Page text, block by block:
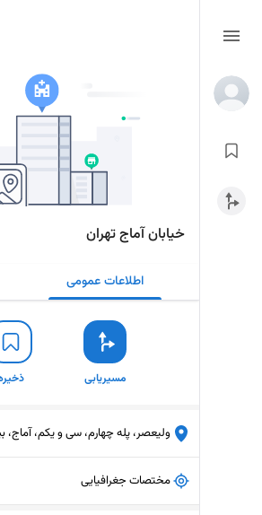
خیابان آماج تهران
اطلاعات عمومی
مسیریابی
ولیعصر، پله چهارم، سی و یکم،
مختصات جغرافیایی